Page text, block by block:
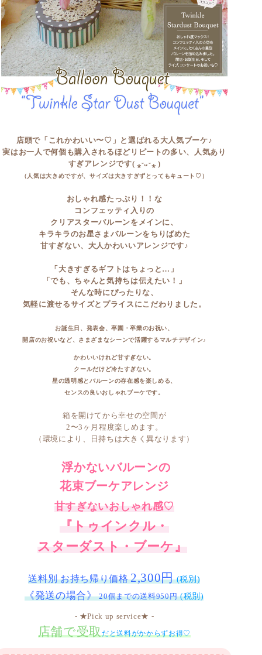
店頭で「これかわいい〜♡」と選ばれる大人気ブーケ♪
実はお一人で何個も購入されるほどリピートの多い、人気あり
すぎアレンジです( ⁎ᵕᴗᵕ⁎ )
（人気は大きめですが、サイズは大きすぎずとってもキュート♡）
おしゃれ感たっぷり！！な
コンフェッティ入りの
クリアスターバルーンをメインに、
キラキラのお星さまバルーンをちりばめた
甘すぎない、大人かわいいアレンジです♪
「大きすぎるギフトはちょっと…」
「でも、ちゃんと気持ちは伝えたい！」
そんな時にぴったりな、
気軽に渡せるサイズとプライスにこだわりました。
お誕生日、発表会、卒園・卒業のお祝い、
開店のお祝いなど、さまざまなシーンで活躍するマルチデザイン♪
かわいいけれど甘すぎない。
クールだけど冷たすぎない。
星の透明感とバルーンの存在感を楽しめる、
センスの良いおしゃれブーケです。
箱を開けてから幸せの空間が
2〜3ヶ月程度楽しめます。
（環境により、日持ちは大きく異なります）
浮かないバルーンの
花束ブーケアレンジ
甘すぎないおしゃれ感♡
『トゥインクル・
スターダスト・ブーケ』
送料別 お持ち帰り価格 2,300円(税別)
《発送の場合》20個までの送料950円(税別)
- ★Pick up service★ -
店舗で受取だと送料がかからずお得♡